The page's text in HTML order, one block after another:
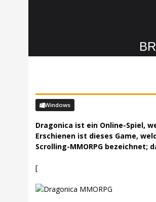
Windows
Dragonica ist ein Online-Spiel,
Erschienen ist dieses Game,
Scrolling-MMORPG
[